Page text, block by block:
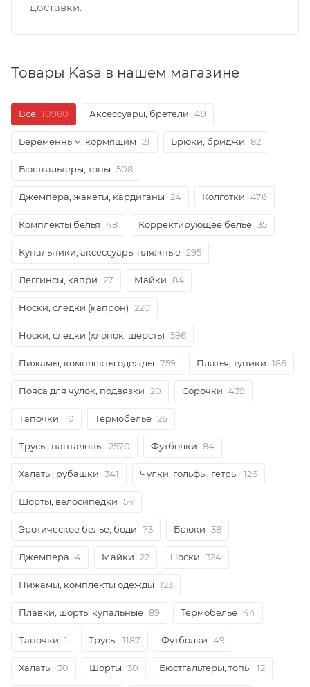
доставки.
Товары Kasa в нашем магазине
Все 10980 Аксессуары, бретели 49
Беременным, кормящим 21 Брюки, бриджи 82
Бюстгальтеры, топы 508
Джемпера, жакеты, кардиганы 24 Колготки 476
Комплекты белья 48 Корректирующее белье 35
Купальники, аксессуары пляжные 295
Леггинсы, капри 27 Майки 84
Носки, следки (капрон) 220
Носки, следки (хлопок, шерсть) 596
Пижамы, комплекты одежды 759 Платья, туники 186
Пояса для чулок, подвязки 20 Сорочки 439
Тапочки 10 Термобелье 26
Трусы, панталоны 2570 Футболки 84
Халаты, рубашки 341 Чулки, гольфы, гетры 126
Шорты, велосипедки 54
Эротическое белье, боди 73 Брюки 38
Джемпера 4 Майки 22 Носки 324
Пижамы, комплекты одежды 123
Плавки, шорты купальные 89 Термобелье 44
Тапочки 1 Трусы 1187 Футболки 49
Халаты 30 Шорты 30 Бюстгальтеры, топы 12